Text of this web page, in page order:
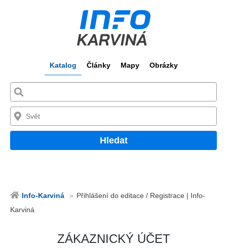
Katalog Články Mapy Obrázky
Hledat
Info-Karviná
Přihlášení do editace / Registrace | Info-
Karviná
ZÁKAZNICKÝ ÚČET